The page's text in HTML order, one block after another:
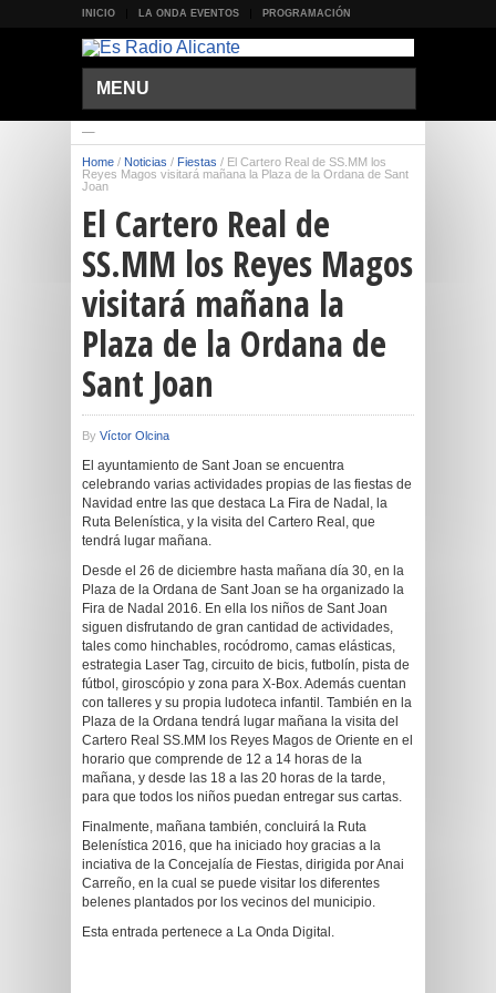
INICIO LA ONDA EVENTOS PROGRAMACIÓN
MENU
Home / Noticias / Fiestas / El Cartero Real de SS.MM los
Reyes Magos visitará mañana la Plaza de la Ordana de Sant
Joan
El Cartero Real de
SS.MM los Reyes Magos
visitará mañana la
Plaza de la Ordana de
Sant Joan
By Víctor Olcina
El ayuntamiento de Sant Joan se encuentra
celebrando varias actividades propias de las fiestas de
Navidad entre las que destaca La Fira de Nadal, la
Ruta Belenística, y la visita del Cartero Real, que
tendrá lugar mañana.
Desde el 26 de diciembre hasta mañana día 30, en la
Plaza de la Ordana de Sant Joan se ha organizado la
Fira de Nadal 2016. En ella los niños de Sant Joan
siguen disfrutando de gran cantidad de actividades,
tales como hinchables, rocódromo, camas elásticas,
estrategia Laser Tag, circuito de bicis, futbolín, pista de
fútbol, giroscópio y zona para X-Box. Además cuentan
con talleres y su propia ludoteca infantil. También en la
Plaza de la Ordana tendrá lugar mañana la visita del
Cartero Real SS.MM los Reyes Magos de Oriente en el
horario que comprende de 12 a 14 horas de la
mañana, y desde las 18 a las 20 horas de la tarde,
para que todos los niños puedan entregar sus cartas.
Finalmente, mañana también, concluirá la Ruta
Belenística 2016, que ha iniciado hoy gracias a la
inciativa de la Concejalía de Fiestas, dirigida por Anai
Carreño, en la cual se puede visitar los diferentes
belenes plantados por los vecinos del municipio.
Esta entrada pertenece a La Onda Digital.